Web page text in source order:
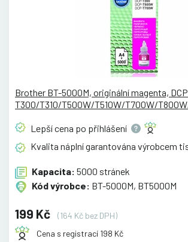
Brother BT-5000M, originální magenta,
T300/T310/T500W/T510W/T700W/
Lepší cena po přihlášení
Kvalita náplní garantována výrobcem
Kapacita: 5000 stránek
Kód výrobce: BT-5000M, BT5000M
199 Kč
(164 Kč bez DPH)
Cena s registrací 198 Kč